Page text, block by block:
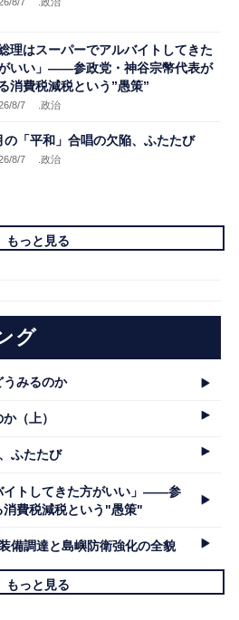
総理はスーパーでアルバイトしてきた
いい」――参政党・神谷宗幣代表が
消費税減税という”愚策”
8/7 .政治
の「平和」合唱の欠陥、ふたたび
8/7 .政治
もっと見る
グ
うみるのか
（上）
ふたたび
イトしてきた方がいい」――参
費税減税という"愚策"
備調達と島嶼防衛強化の全貌
もっと見る